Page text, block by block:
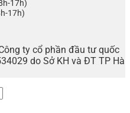
17h)
17h)
ty cổ phần đầu tư quốc
do Sở KH và ĐT TP Hà